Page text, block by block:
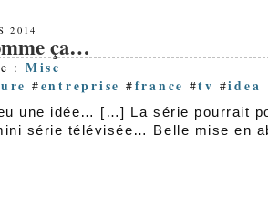
2014
ça…
: Misc
#entreprise #france #tv #idea
eu une idée… […] La série pourrait
série télévisée… Belle mise en